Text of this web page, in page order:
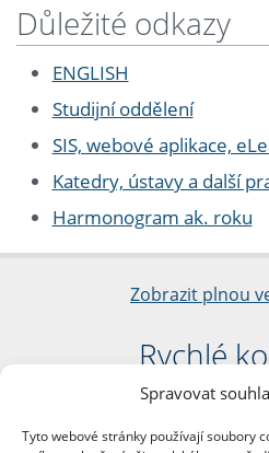
Spravovat
Tyto webové stránky používají soubory
Důležité odkazy
ENGLISH
Studijní oddělení
SIS, webové aplikace,
Katedry, ústavy a další
Harmonogram ak. roku
Zobrazit plnou
Rychlé
Filozofická
nám. Jana